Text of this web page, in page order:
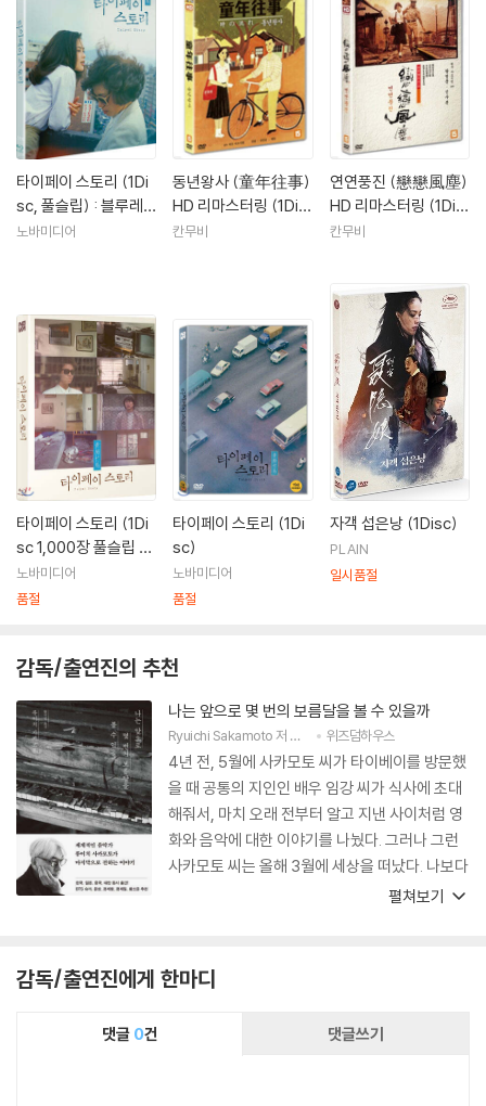
위치 맨〉(83)에서 첫 번째 에피소드를 연출하여 대만 영화계에 파문을 던
진 이 영화는 〈광음적 고사〉에 이어 본격적으로 대만 뉴웨이브의 탄생을 선
언하는 기점이 되었다.
낭뜨 영화제 그랑프리 수상작인 〈펑꾸이에서 온 소년〉(83)을 시작으로
〈동동의 여름방학〉(84) 〈동년왕사〉(85) 〈연연풍진〉(86)까지 허우 샤오
시엔 감독은 ‘성장기 4부작’으로 불리는 4편의 자전적 영화를 완성해낸다.
〈연연풍진〉은 이듬해 뉴욕영화제에 장 이모우 감독의 〈붉은 수수밭〉과 함
께 초대되어 미국에서 중국영화 붐을 일으키고, 이듬해 만들어진 〈나일의
딸〉(87)은 깐느 영화제에 초대된다. 이후 샤오시엔 감독은 걸작 〈비정성
대만의 현대에 대한 탐구는 〈남국재견〉(96)을 기점으로 완전히 새로운 국
면을 맞이하며 또 다른 변화를 시작한다. 이후 현재에서 100년 전의 세기
말로 회귀하는 〈해상화〉(98)는 허우 샤오시엔 감독의 미학적 정점에 다다
른 기념비적 걸작으로 평가 받았고, 최근작 〈밀레니엄 맘보〉(2001)는 미
래를 향해 처음으로 발을 내딛는 새로운 시작으로서의 영화라는 의미를 지
닌다. 이 영화는 시간과 공간, 그리고 형식미에서 단절을 이루는 것처럼 보
이지만 이전 영화들을 계승함과 동시에 새로운 비전으로 확장시키는 〈밀
레니엄 맘보〉를 기점으로 허우 샤오시엔 감독은 향후 10년 동안 대만의 현
재를 그리는 새로운 3부작을 시작하려 한다.
현재 허우 샤오시엔 감독은 대만의 젊은 감독들을 위한 프로듀서로도 활동
‘시노무비’를 운영, 신진 영화인 발굴 및 양성에 힘쓰고 있으며, 유럽과 아
시아 지역의 예술 영화들을 대만에 소개하는 활동을 벌이고 있다.
타이페이 스토리 (1Di
sc, 풀슬립) : 블루레
이
노바미디어
동년왕사 (童年往事)
HD 리마스터링 (1Dis
c)
칸무비
연연풍진 (戀戀風塵)
HD 리마스터링 (1Dis
c)
칸무비
타이페이 스토리 (1Di
sc 1,000장 풀슬립 넘
버링 한정판) : 블루레
이
노바미디어
품절
타이페이 스토리 (1Di
sc)
노바미디어
품절
자객 섭은낭 (1Disc)
PLAIN
일시품절
감독/출연진의 추천
나는 앞으로 몇 번의 보름달을 볼 수 있을까
Ryuichi Sakamoto저 황국영 역
위즈덤하우스
4년 전, 5월에 사카모토 씨가 타이베이를 방문했
을 때 공통의 지인인 배우 임강 씨가 식사에 초대
해줘서, 마치 오래 전부터 알고 지낸 사이처럼 영
화와 음악에 대한 이야기를 나눴다. 그러나 그런
사카모토 씨는 올해 3월에 세상을 떠났다. 나보다
다섯 살이나 젊은데. 이 책에서 사카모토 씨는 보
보르헤스는 그의 마지막 반려자였던 마리아 코다
마에게 보내는 시에 이렇게 썼다. “수 세기의 시간
달은 황금빛 / 보라 / 그것은 당신의 거울이다” 지
펼쳐보기
감독/출연진에게 한마디
댓글 0건 댓글쓰기